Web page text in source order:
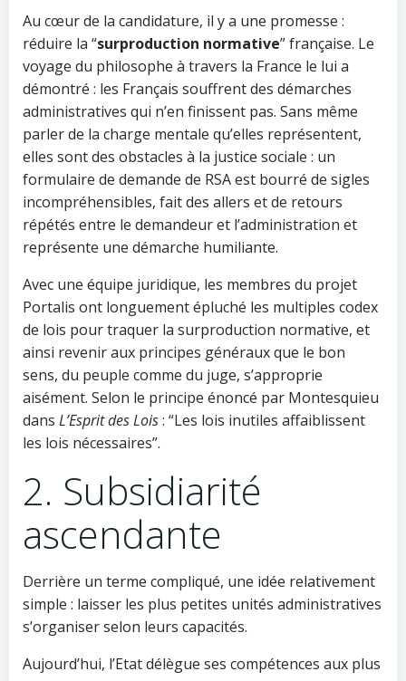
Au cœur de la candidature, il y a une promesse :
réduire la “surproduction normative” française. Le
voyage du philosophe à travers la France le lui a
démontré : les Français souffrent des démarches
administratives qui n’en finissent pas. Sans même
parler de la charge mentale qu’elles représentent,
elles sont des obstacles à la justice sociale : un
formulaire de demande de RSA est bourré de sigles
incompréhensibles, fait des allers et de retours
répétés entre le demandeur et l’administration et
représente une démarche humiliante.
Avec une équipe juridique, les membres du projet
Portalis ont longuement épluché les multiples codex
de lois pour traquer la surproduction normative, et
ainsi revenir aux principes généraux que le bon
sens, du peuple comme du juge, s’approprie
aisément. Selon le principe énoncé par Montesquieu
dans L’Esprit des Lois: “Les lois inutiles affaiblissent
les lois nécessaires”.
2. Subsidiarité
ascendante
Derrière un terme compliqué, une idée relativement
simple : laisser les plus petites unités administratives
s’organiser selon leurs capacités.
Aujourd’hui, l’Etat délègue ses compétences aux plus